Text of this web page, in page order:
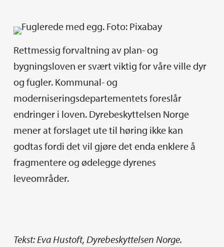
Rettmessig forvaltning av plan- og
bygningsloven er svært viktig for våre ville dyr
og fugler. Kommunal- og
moderniseringsdepartementets foreslår
endringer i loven. Dyrebeskyttelsen Norge
mener at forslaget ute til høring ikke kan
godtas fordi det vil gjøre det enda enklere å
fragmentere og ødelegge dyrenes
leveområder.
Tekst: Eva Hustoft, Dyrebeskyttelsen Norge.